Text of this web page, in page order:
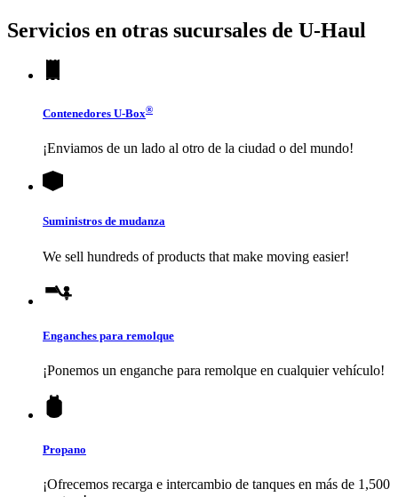
Servicios en otras sucursales de U-Haul
Contenedores U-Box®
¡Enviamos de un lado al otro de la ciudad o del mundo!
Suministros de mudanza
We sell hundreds of products that make moving easier!
Enganches para remolque
¡Ponemos un enganche para remolque en cualquier vehículo!
Propano
¡Ofrecemos recarga e intercambio de tanques en más de 1,500